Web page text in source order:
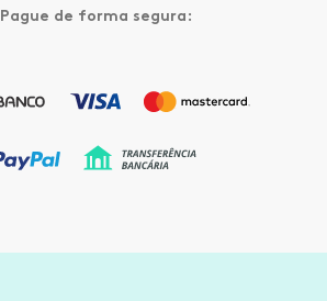
Pague de forma segura: